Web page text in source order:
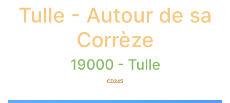
Tulle - Autour de sa
Corrèze
19000 - Tulle
CD345